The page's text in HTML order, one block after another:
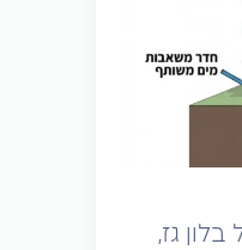
גז,